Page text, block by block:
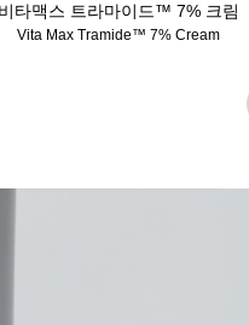
타맥스 트라마이드™ 7% 크림
Vita Max Tramide™ 7% Cream